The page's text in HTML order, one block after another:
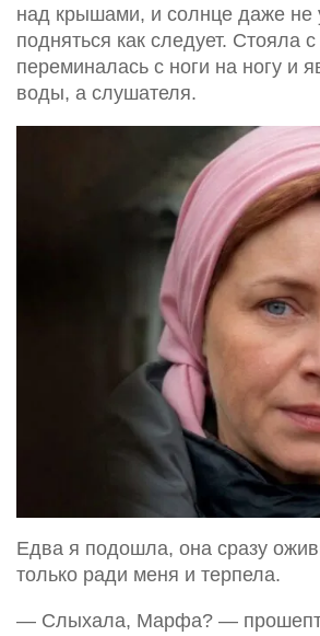
над крышами, и солнце даже не
подняться как следует. Стояла
переминалась с ноги на ногу и
воды, а слушателя.
Едва я подошла, она сразу
только ради меня и терпела.
— Слыхала, Марфа? —